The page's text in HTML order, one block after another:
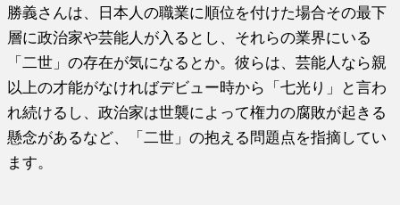
勝義さんは、日本人の職業に順位を付けた場合その最下
層に政治家や芸能人が入るとし、それらの業界にいる
「二世」の存在が気になるとか。彼らは、芸能人なら親
以上の才能がなければデビュー時から「七光り」と言わ
れ続けるし、政治家は世襲によって権力の腐敗が起きる
懸念があるなど、「二世」の抱える問題点を指摘してい
ます。